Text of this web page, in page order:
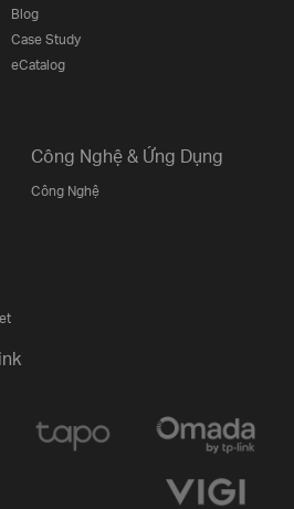
Blog
Case Study
eCatalog
Công Nghệ & Ứng Dụng
Công Nghệ